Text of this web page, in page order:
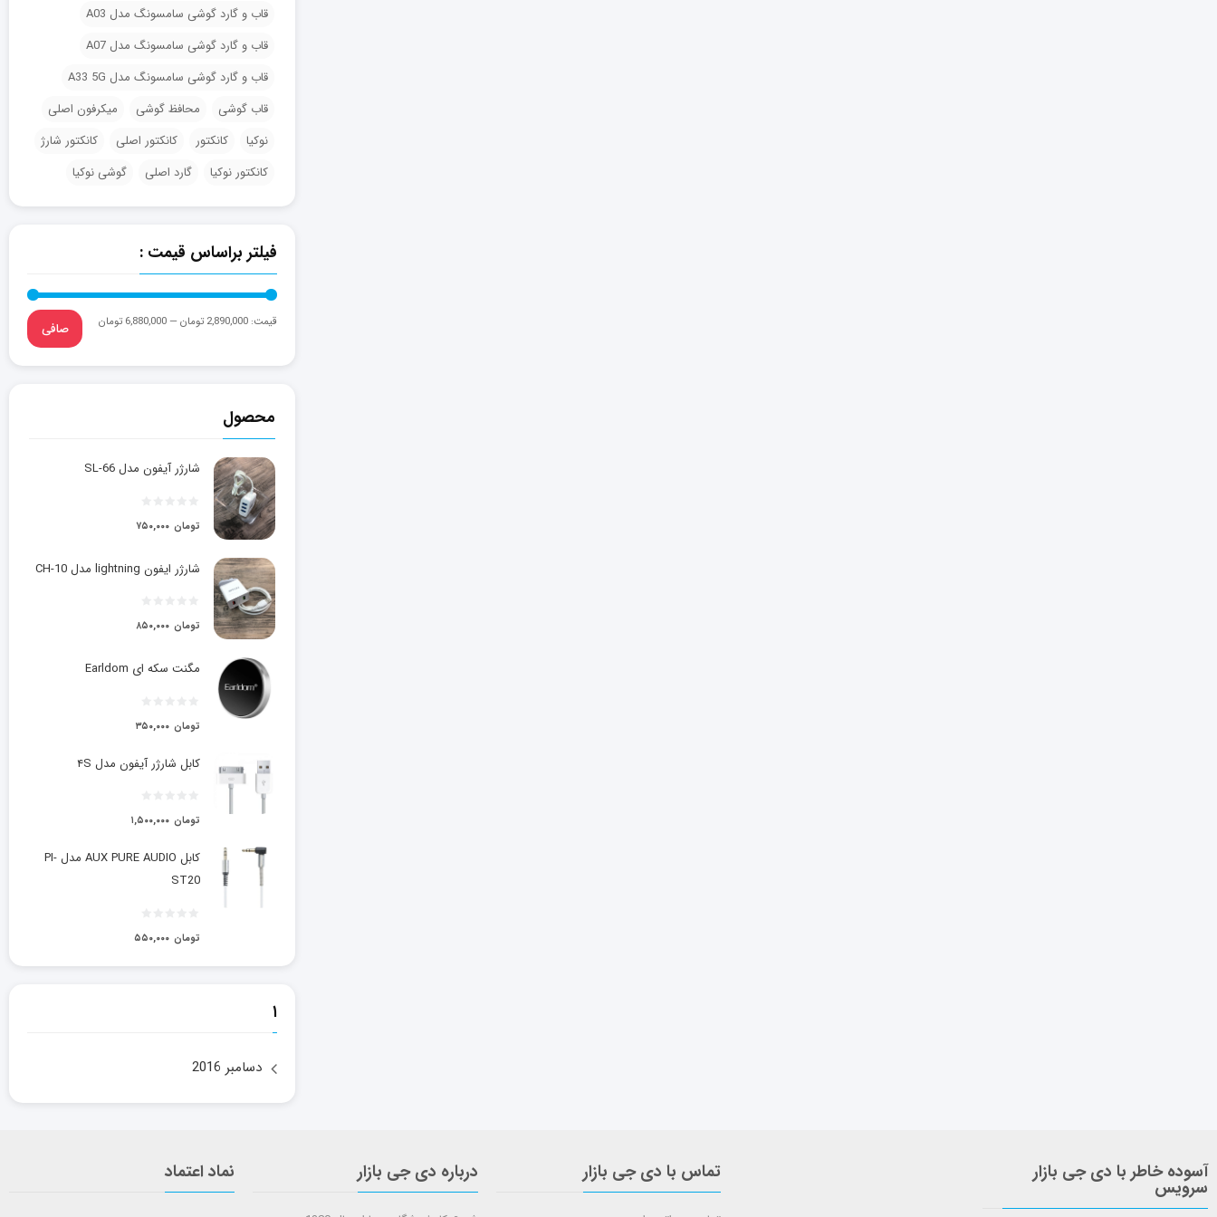
قاب و گارد گوشی سامسونگ مدل A03
قاب و گارد گوشی سامسونگ مدل A07
قاب و گارد گوشی سامسونگ مدل A33 5G
قاب گوشی
محافظ گوشی
میکرفون اصلی
نوکیا
کانکتور کانکتور اصلی
کانکتور شارژ
کانکتور نوکیا
گارد اصلی گوشی نوکیا
فیلتر براساس قیمت :
صافی قيمت: 2,890,000 تومان —6,880,000 تومان
محصول
شارژر آیفون مدل SL-66
۷۵۰,۰۰۰ تومان
شارژر ایفون lightning مدل CH-10
۸۵۰,۰۰۰ تومان
مگنت سکه ای Earldom
۳۵۰,۰۰۰ تومان
کابل شارژر آیفون مدل ۴S
۱,۵۰۰,۰۰۰ تومان
کابل AUX PURE AUDIO مدل PI-
ST20
۵۵۰,۰۰۰ تومان
۱
دسامبر 2016
آسوده خاطر با دی جی بازار
سرویس
تماس با دی جی بازار درباره دی جی بازار نماد اعتماد